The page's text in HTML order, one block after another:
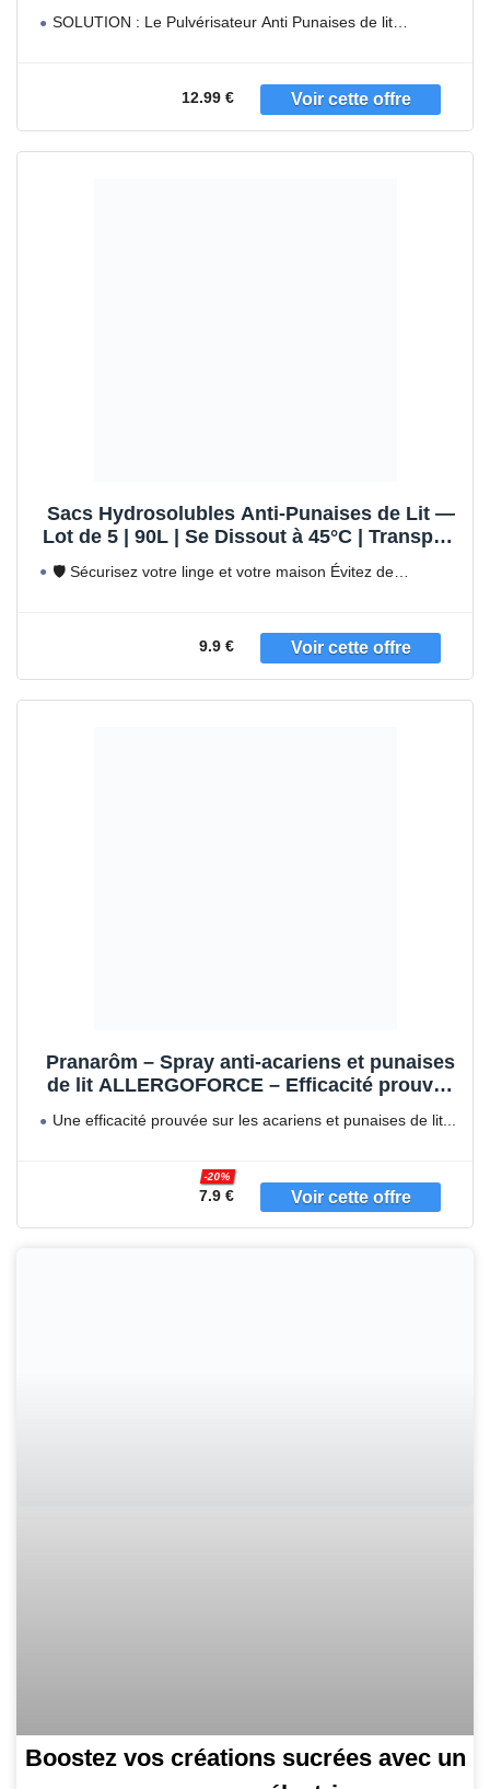
Longue Duré Matelas,canapés, draps... - Ne
SOLUTION : Le Pulvérisateur Anti Punaises de lit
12.99 €
Sacs Hydrosolubles Anti-Punaises de Lit —
Lot de 5 | 90L | Se Dissout à 45°C | Transport
du Linge Contaminé Sans Risque |
Biodégradable | Compatible Toutes
🛡️ Sécurisez votre linge et votre maison Évitez de
9.9 €
Pranarôm – Spray anti-acariens et punaises
de lit ALLERGOFORCE – Efficacité prouvée
lit - 150 ml
Une efficacité prouvée sur les acariens et punaises de lit
7.9 €
-20%
Boostez vos créations sucrées avec un